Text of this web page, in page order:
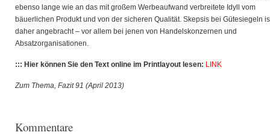
ebenso lange wie an das mit großem Werbeaufwand verbreitete Idyll vom
bäuerlichen Produkt und von der sicheren Qualität. Skepsis bei Gütesiegeln
daher angebracht – vor allem bei jenen von Handelskonzernen und
Absatzorganisationen.
::: Hier können Sie den Text online im Printlayout lesen: LINK
Zum Thema, Fazit 91 (April 2013)
Kommentare